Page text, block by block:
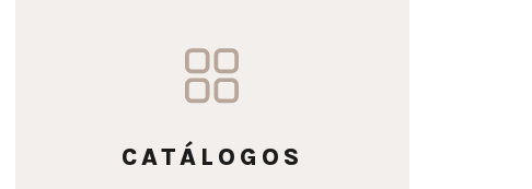
CATÁLOGOS